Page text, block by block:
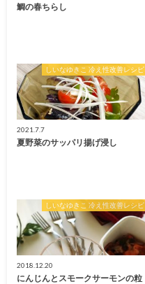
鯛の春ちらし
しいなゆきこ 冷え性改善レシピ
2021.7.7
夏野菜のサッパリ揚げ浸し
しいなゆきこ 冷え性改善レシピ
2018.12.20
にんじんとスモークサーモンの粒